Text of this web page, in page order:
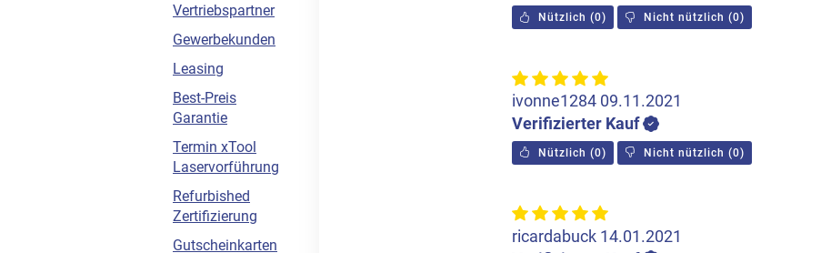
Nützlich (0) Nicht nützlich (0)
ivonne1284 09.11.2021
Verifizierter Kauf
Nützlich (0) Nicht nützlich (0)
ricardabuck 14.01.2021
Vertriebspartner
Gewerbekunden
Leasing
Best-Preis
Garantie
Termin xTool
Laservorführung
Refurbished
Zertifizierung
Gutscheinkarten